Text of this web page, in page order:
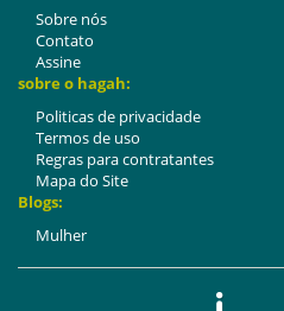
Sobre nós
Contato
Assine
sobre o hagah:
Politicas de privacidade
Termos de uso
Regras para contratantes
Mapa do Site
Blogs:
Mulher